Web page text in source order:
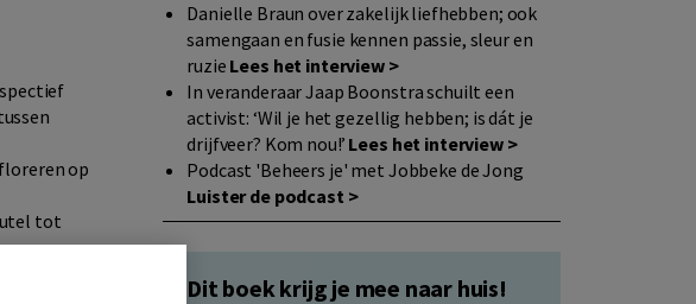
op
tot
echt
Danielle Braun over zakelijk liefhebben; ook
samengaan en fusie kennen passie, sleur en
ruzie Lees het interview >
In veranderaar Jaap Boonstra schuilt een
activist: ‘Wil je het gezellig hebben; is dát je
drijfveer? Kom nou!’ Lees het interview >
Podcast 'Beheers je' met Jobbeke de Jong
Luister de podcast >
Dit boek krijg je mee naar huis!